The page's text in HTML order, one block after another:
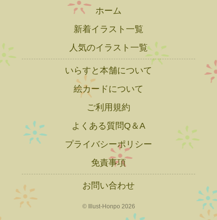
ホーム
新着イラスト一覧
人気のイラスト一覧
いらすと本舗について
絵カードについて
ご利用規約
よくある質問Q＆A
プライバシーポリシー
免責事項
お問い合わせ
© Illust-Honpo 2026